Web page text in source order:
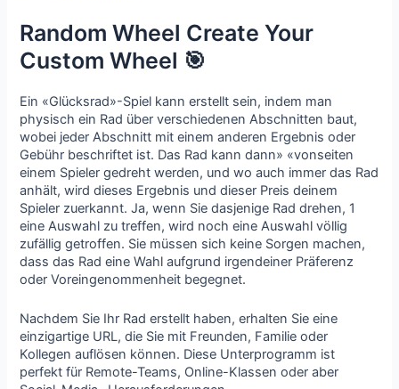
Random Wheel Create Your
Custom Wheel 🎯
Ein «Glücksrad»-Spiel kann erstellt sein, indem man
physisch ein Rad über verschiedenen Abschnitten baut,
wobei jeder Abschnitt mit einem anderen Ergebnis oder
Gebühr beschriftet ist. Das Rad kann dann» «vonseiten
einem Spieler gedreht werden, und wo auch immer das Rad
anhält, wird dieses Ergebnis und dieser Preis deinem
Spieler zuerkannt. Ja, wenn Sie dasjenige Rad drehen, 1
eine Auswahl zu treffen, wird noch eine Auswahl völlig
zufällig getroffen. Sie müssen sich keine Sorgen machen,
dass das Rad eine Wahl aufgrund irgendeiner Präferenz
oder Voreingenommenheit begegnet.
Nachdem Sie Ihr Rad erstellt haben, erhalten Sie eine
einzigartige URL, die Sie mit Freunden, Familie oder
Kollegen auflösen können. Diese Unterprogramm ist
perfekt für Remote-Teams, Online-Klassen oder aber